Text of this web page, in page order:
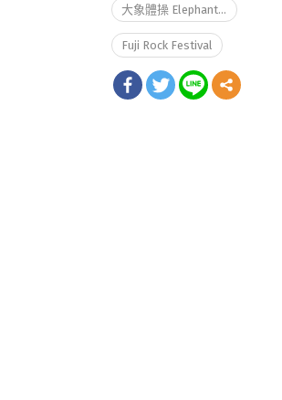
大象體操 Elephant Gym
Fuji Rock Festival